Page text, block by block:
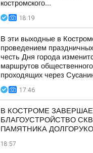
костромского...
18:19
В эти выходные в
проведением
честь Дня города
маршрутов
проходящих через
17:46
В КОСТРОМЕ
БЛАГОУСТРОЙСТВО
ПАМЯТНИКА
18:57